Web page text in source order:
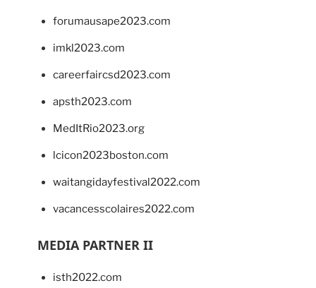
forumausape2023.com
imkl2023.com
careerfaircsd2023.com
apsth2023.com
MedItRio2023.org
lcicon2023boston.com
waitangidayfestival2022.com
vacancesscolaires2022.com
MEDIA PARTNER II
isth2022.com